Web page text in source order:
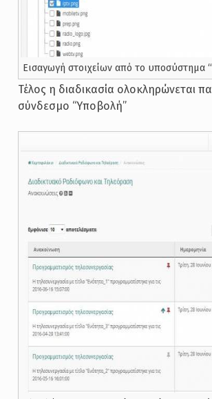
Εισαγωγή στοιχείων από το υποσύστημα
Τέλος η διαδικασία ολοκληρώνεται
σύνδεσμο “Υποβολή”